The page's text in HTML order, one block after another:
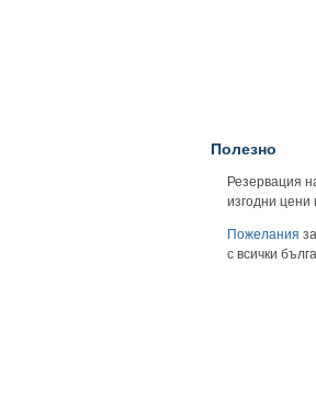
Полезно
Резервация
изгодни цени
Пожелания
с всички